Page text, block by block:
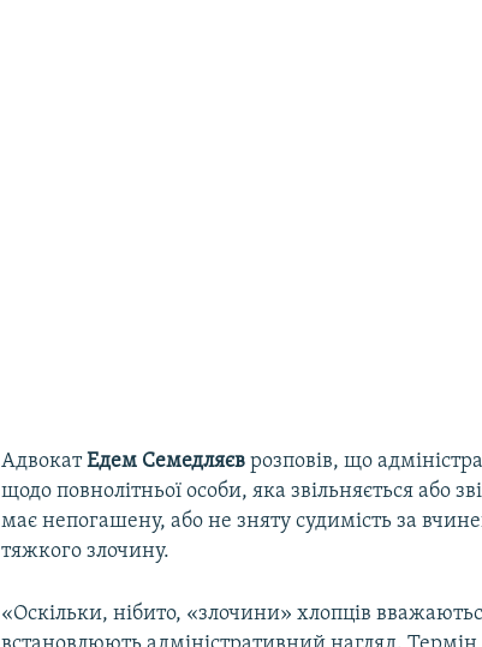
АдвокатЕдем Семедляєврозповів, що
щодо повнолітньої особи, яка звільняється або
має непогашену, або не зняту судимість за
тяжкого злочину.
«Оскільки, нібито, «злочини» хлопців